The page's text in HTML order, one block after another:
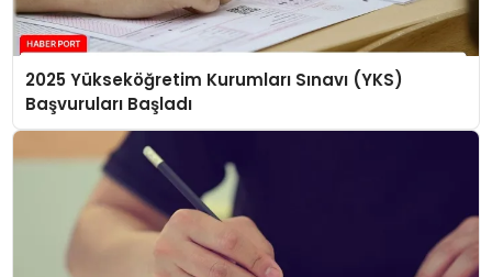
2025 Yükseköğretim Kurumları Sınavı (YKS)
Başvuruları Başladı